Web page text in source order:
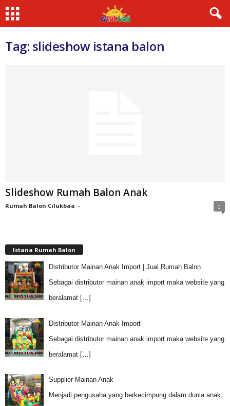
Tag: slideshow istana balon
Slideshow Rumah Balon Anak
Rumah Balon Cilukbaa - 0
Istana Rumah Balon
Distributor Mainan Anak Import | Jual Rumah Balon
Sebagai distributor mainan anak import maka website yang
beralamat […]
Distributor Mainan Anak Import
Sebagai distributor mainan anak import maka website yang
beralamat […]
Supplier Mainan Anak
Menjadi pengusaha yang berkecimpung dalam dunia anak,